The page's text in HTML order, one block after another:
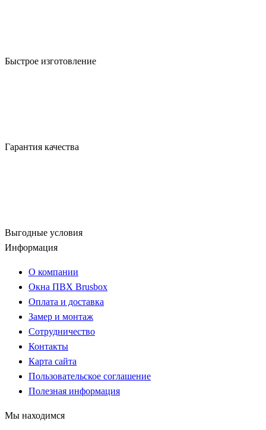
Быстрое изготовление
Гарантия качества
Выгодные условия
Информация
О компании
Окна ПВХ Brusbox
Оплата и доставка
Замер и монтаж
Сотрудничество
Контакты
Карта сайта
Пользовательское соглашение
Полезная информация
Мы находимся